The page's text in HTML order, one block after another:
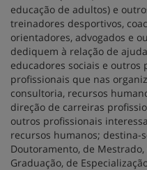
educação de adultos) e
treinadores desportivos,
orientadores, advogados e
dediquem à relação de
educadores sociais e outros
profissionais que nas
consultoria, recursos
direção de carreiras
outros profissionais
recursos humanos; destina-
Doutoramento, de
Graduação, de